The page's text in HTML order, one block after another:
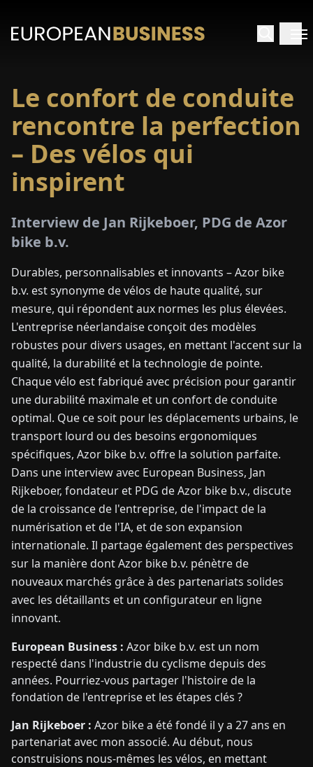
ENDEFR ESITNLPL HU
CONTACTEZ-
NOUS
Le confort de conduite
rencontre la perfection
– Des vélos qui
inspirent
Interview de Jan Rijkeboer, PDG de Azor
bike b.v.
Durables, personnalisables et innovants – Azor bike
b.v. est synonyme de vélos de haute qualité, sur
mesure, qui répondent aux normes les plus élevées.
L'entreprise néerlandaise conçoit des modèles
robustes pour divers usages, en mettant l'accent sur la
qualité, la durabilité et la technologie de pointe.
Chaque vélo est fabriqué avec précision pour garantir
une durabilité maximale et un confort de conduite
optimal. Que ce soit pour les déplacements urbains, le
transport lourd ou des besoins ergonomiques
spécifiques, Azor bike b.v. offre la solution parfaite.
Dans une interview avec European Business, Jan
Rijkeboer, fondateur et PDG de Azor bike b.v., discute
de la croissance de l'entreprise, de l'impact de la
numérisation et de l'IA, et de son expansion
internationale. Il partage également des perspectives
sur la manière dont Azor bike b.v. pénètre de
nouveaux marchés grâce à des partenariats solides
avec les détaillants et un configurateur en ligne
innovant.
European Business : Azor bike b.v. est un nom
respecté dans l'industrie du cyclisme depuis des
années. Pourriez-vous partager l'histoire de la
fondation de l'entreprise et les étapes clés ?
Jan Rijkeboer : Azor bike a été fondé il y a 27 ans en
partenariat avec mon associé. Au début, nous
construisions nous-mêmes les vélos, en mettant